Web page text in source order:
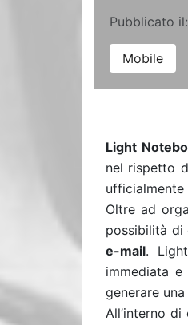
Pubblicato il:
Mobile
Light
nel rispetto
ufficialmente
Oltre ad
possibilità di
e-mail.
immediata
generare
All’interno